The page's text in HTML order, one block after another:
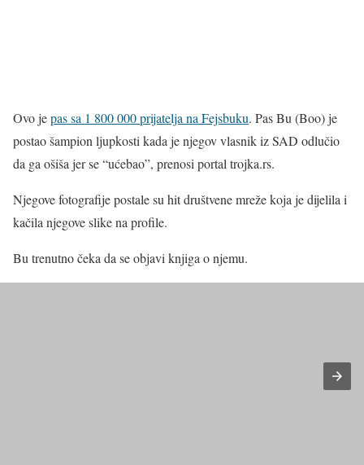
Ovo jepas sa 1 800 000 prijatelja na Fejsbuku. Pas Bu (Boo) je
postao šampion ljupkosti kada je njegov vlasnik iz SAD odlučio
da ga ošiša jer se “ućebao”, prenosi portal trojka.rs.
Njegove fotografije postale su hit društvene mreže koja je dijelila i
kačila njegove slike na profile.
Bu trenutno čeka da se objavi knjiga o njemu.